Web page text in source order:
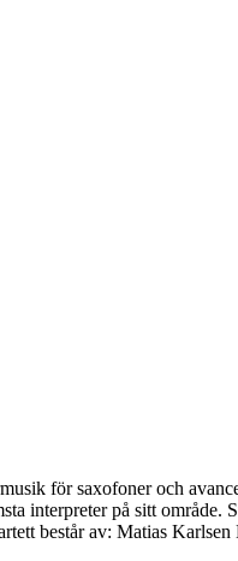
för saxofoner och
interpreter på sitt
består av: Matias